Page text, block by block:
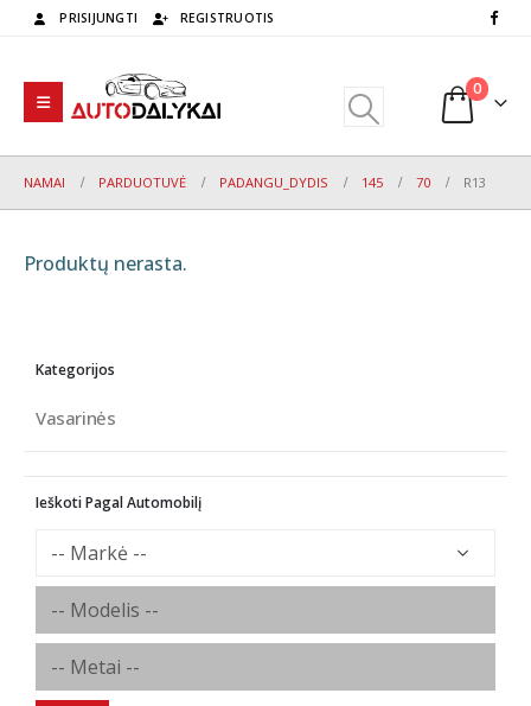
PRISIJUNGTI REGISTRUOTIS
0
NAMAI PARDUOTUVĖ PADANGU_DYDIS 145 70 R13
Produktų nerasta.
Kategorijos
Vasarinės
Ieškoti Pagal Automobilį